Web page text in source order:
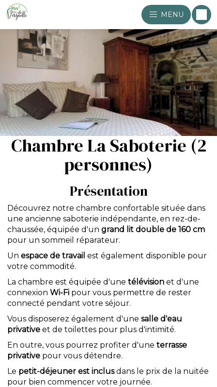
MENU
Chambre La Saboterie (2
personnes)
Présentation
Découvrez notre chambre confortable située dans
une ancienne saboterie indépendante, en rez-de-
chaussée, équipée d'un grand lit double de 160 cm
pour un sommeil réparateur.
Un espace de travail est également disponible pour
votre commodité.
La chambre est équipée d'une télévision et d'une
connexion Wi-Fi pour vous permettre de rester
connecté pendant votre séjour.
Vous disposerez également d'une salle d'eau
privative et de toilettes pour plus d'intimité.
En outre, vous pourrez profiter d'une terrasse
privative pour vous détendre.
Le petit-déjeuner est inclusdans le prix de la nuitée
pour bien commencer votre journée.